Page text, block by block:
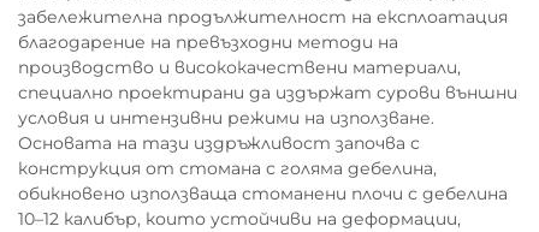
забележителна продължителност на експлоатация
благодарение на превъзходни методи на
производство и висококачествени материали,
специално проектирани да издържат сурови външни
условия и интензивни режими на използване.
Основата на тази издръжливост започва с
конструкция от стомана с голяма дебелина,
обикновено използваща стоманени плочи с дебелина
10–12 калибър, които устойчиви на деформации,